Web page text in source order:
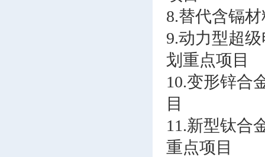
8.替代含镉
9.动力型超
划重点项目
10.变形锌合
目
11.新型钛合
重点项目